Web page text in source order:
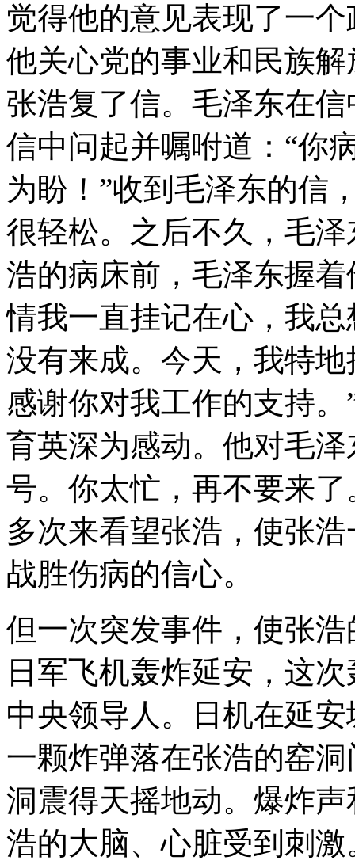
觉得他的意见表现了一
他关心党的事业和民族
张浩复了信。毛泽东在
信中问起并嘱咐道：“你
为盼！”收到毛泽东的信
很轻松。之后不久，毛
浩的病床前，毛泽东握
情我一直挂记在心，我
没有来成。今天，我特
感谢你对我工作的支持
育英深为感动。他对毛
号。你太忙，再不要来
多次来看望张浩，使张
战胜伤病的信心。
但一次突发事件，使张
日军飞机轰炸延安，这
中央领导人。日机在延
一颗炸弹落在张浩的窑
洞震得天摇地动。爆炸
浩的大脑、心脏受到刺